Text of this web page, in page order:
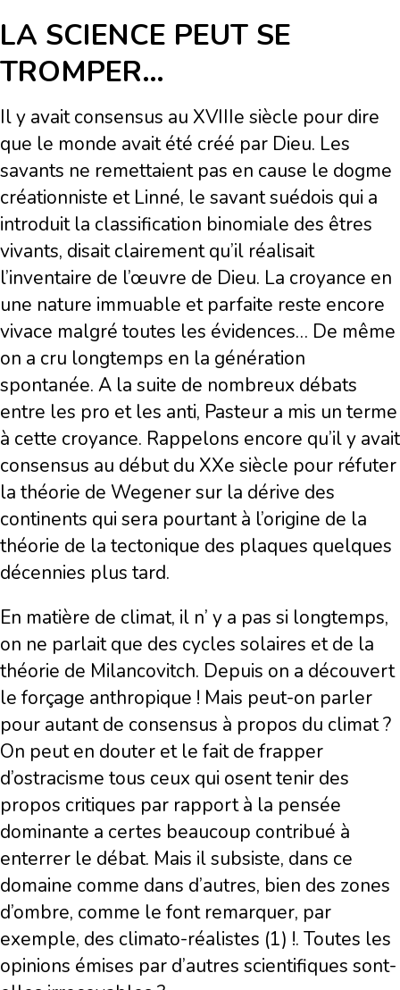
LA SCIENCE PEUT SE
TROMPER…
Il y avait consensus au XVIIIe siècle pour dire
que le monde avait été créé par Dieu. Les
savants ne remettaient pas en cause le dogme
créationniste et Linné, le savant suédois qui a
introduit la classification binomiale des êtres
vivants, disait clairement qu’il réalisait
l’inventaire de l’œuvre de Dieu. La croyance en
une nature immuable et parfaite reste encore
vivace malgré toutes les évidences… De même
on a cru longtemps en la génération
spontanée. A la suite de nombreux débats
entre les pro et les anti, Pasteur a mis un terme
à cette croyance. Rappelons encore qu’il y avait
consensus au début du XXe siècle pour réfuter
la théorie de Wegener sur la dérive des
continents qui sera pourtant à l’origine de la
théorie de la tectonique des plaques quelques
décennies plus tard.
En matière de climat, il n’ y a pas si longtemps,
on ne parlait que des cycles solaires et de la
théorie de Milancovitch. Depuis on a découvert
le forçage anthropique ! Mais peut-on parler
pour autant de consensus à propos du climat ?
On peut en douter et le fait de frapper
d’ostracisme tous ceux qui osent tenir des
propos critiques par rapport à la pensée
dominante a certes beaucoup contribué à
enterrer le débat. Mais il subsiste, dans ce
domaine comme dans d’autres, bien des zones
d’ombre, comme le font remarquer, par
exemple, des climato-réalistes (1) !. Toutes les
opinions émises par d’autres scientifiques sont-